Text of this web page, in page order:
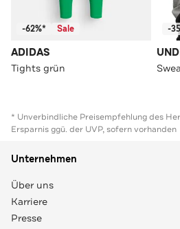
-62%* Sale
ADIDAS
Tights grün
-
* Unverbindliche Preisempfehlung des
Ersparnis ggü. der UVP, sofern vorhanden
Unternehmen
Über uns
Karriere
Presse